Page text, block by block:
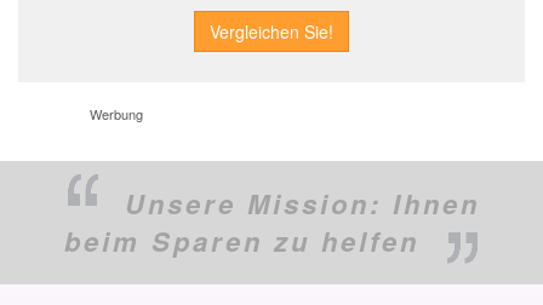
Werbung
Unsere Mission: Ihnen
beim Sparen zu helfen